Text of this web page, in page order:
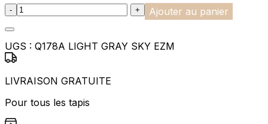
:product_name quantity
- + Ajouter au panier
UGS : Q178A LIGHT GRAY SKY EZM
LIVRAISON GRATUITE
Pour tous les tapis